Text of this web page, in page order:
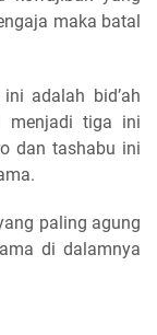
maka batal
adalah bid’ah
menjadi tiga ini
dan tashabu ini
paling agung
di dalamnya